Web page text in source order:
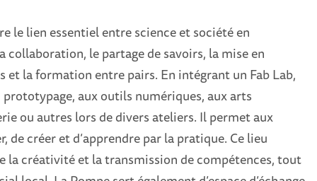
le lien essentiel entre science et société en
collaboration, le partage de savoirs, la mise en
et la formation entre pairs. En intégrant un Fab Lab,
prototypage, aux outils numériques, aux arts
ou autres lors de divers ateliers. Il permet aux
de créer et d’apprendre par la pratique. Ce lieu
créativité et la transmission de compétences, tout